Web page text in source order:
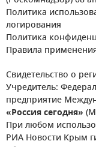
Политика
логирования
Политика
Правила
Свидетельство о
Учредитель:
предприятие
«Россия сегодня»
При любом
РИА Новости Крым